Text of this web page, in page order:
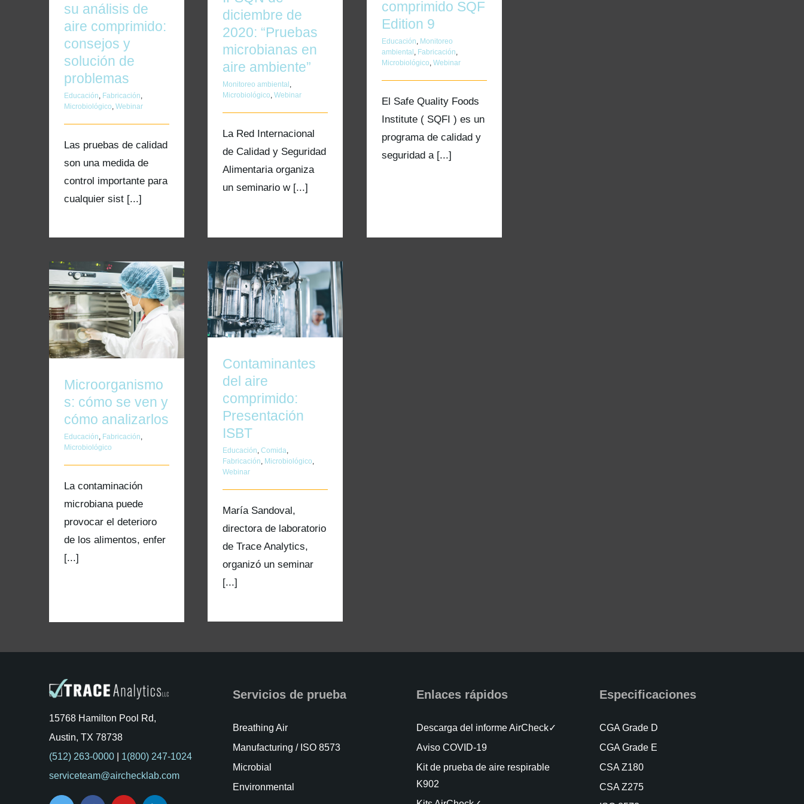
su análisis de
aire comprimido:
consejos y
solución de
problemas
Educación, Fabricación,
Microbiológico, Webinar
Las pruebas de calidad
son una medida de
control importante para
cualquier sist [...]
diciembre de
2020: “Pruebas
microbianas en
aire ambiente”
Monitoreo ambiental ,
Microbiológico, Webinar
La Red Internacional
de Calidad y Seguridad
Alimentaria organiza
un seminario w [...]
comprimido SQF
Edition 9
Educación, Monitoreo
ambiental , Fabricación,
Microbiológico, Webinar
El Safe Quality Foods
Institute ( SQFI ) es un
programa de calidad y
seguridad a [...]
Microorganismos: cómo
se ven y cómo
analizarlos
Microorganismo
s: cómo se ven y
cómo analizarlos
Educación, Fabricación,
Microbiológico
La contaminación
microbiana puede
provocar el deterioro
de los alimentos, enfer
[...]
Contaminantes del aire
comprimido:
Presentación ISBT
Contaminantes
del aire
comprimido:
Presentación
ISBT
Educación, Comida,
Fabricación, Microbiológico,
Webinar
María Sandoval,
directora de laboratorio
de Trace Analytics,
organizó un seminar
[...]
15768 Hamilton Pool Rd,
Austin, TX 78738
(512) 263-0000| 1(800) 247-1024
serviceteam@airchecklab.com
Servicios de prueba
Breathing Air
Manufacturing / ISO 8573
Microbial
Environmental
Enlaces rápidos
Descarga del informe AirCheck✓
Aviso COVID-19
Kit de prueba de aire respirable
K902
Especificaciones
CGA Grade D
CGA Grade E
CSA Z180
CSA Z275